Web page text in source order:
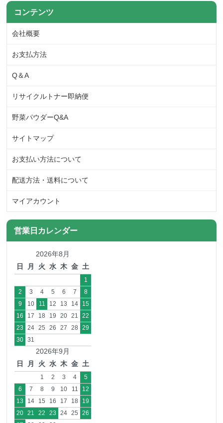
コンテンツ
会社概要
お支払方法
Q＆A
リサイクルトナー即納便
野菜パウダーQ&A
サイトマップ
お支払い方法について
配送方法・送料について
マイアカウント
営業日カレンダー
2026年8月
日
月 火 水 木 金 土
1
2
3 4 5 6 7
8
9
10 11 12 13 14
15
16
17 18 19 20 21
22
23
24 25 26 27 28
29
30
31
2026年9月
日
月 火 水 木 金 土
1 2 3 4
5
6
7 8 9 10 11
12
13
14 15 16 17 18
19
20
21 22 23 24 25
26